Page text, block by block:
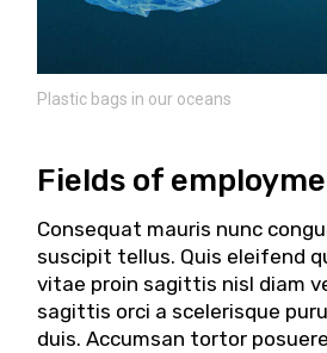
Plastic bags in our oceans
Fields of
Consequat mauris nunc
suscipit tellus. Quis eleifend
vitae proin sagittis nisl diam
sagittis orci a scelerisque
duis. Accumsan tortor